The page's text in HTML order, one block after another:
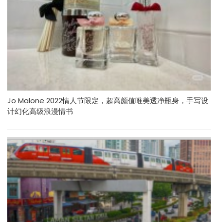
Jo Malone 2022情人节限定，超高颜值唯美透净瓶身，手写设
计幻化高级浪漫情书